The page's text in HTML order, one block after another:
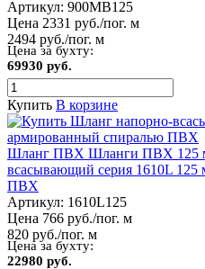
Артикул: 900MB125
Цена 2331 руб./пог. м
2494 руб./пог. м
Цена за бухту:
69930 руб.
Купить В корзине
Шланг ПВХ Шланги ПВХ 125
всасывающий серия 1610L
ПВХ
Артикул: 1610L125
Цена 766 руб./пог. м
820 руб./пог. м
Цена за бухту:
22980 руб.